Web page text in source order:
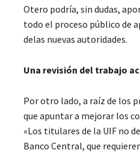
Otero podría, sin dudas,
todo el proceso público de
delas nuevas autoridades.
Una revisión del trabajo
Por otro lado, a raíz de los
que apuntar a mejorar los
«Los titulares de la UIF no
Banco Central, que